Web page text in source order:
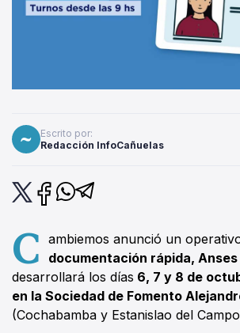
Escrito por:
Redacción InfoCañuelas
C
ambiemos anunció un
documentación rápida, Anses
desarrollará los días 6, 7 y 8 de
en la Sociedad de Fomento
(Cochabamba y Estanislao del